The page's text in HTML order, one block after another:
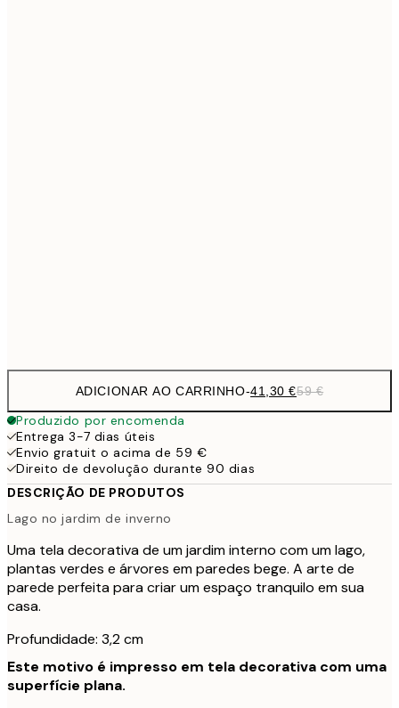
ADICIONAR AO CARRINHO-41,30 €59 €
Produzido por encomenda
Entrega 3-7 dias úteis
Envio gratuit o acima de 59 €
Direito de devolução durante 90 dias
DESCRIÇÃO DE PRODUTOS
Lago no jardim de inverno
Uma tela decorativa de um jardim interno com um lago,
plantas verdes e árvores em paredes bege. A arte de
parede perfeita para criar um espaço tranquilo em sua
casa.
Profundidade: 3,2 cm
Este motivo é impresso em tela decorativa com uma
superfície plana.